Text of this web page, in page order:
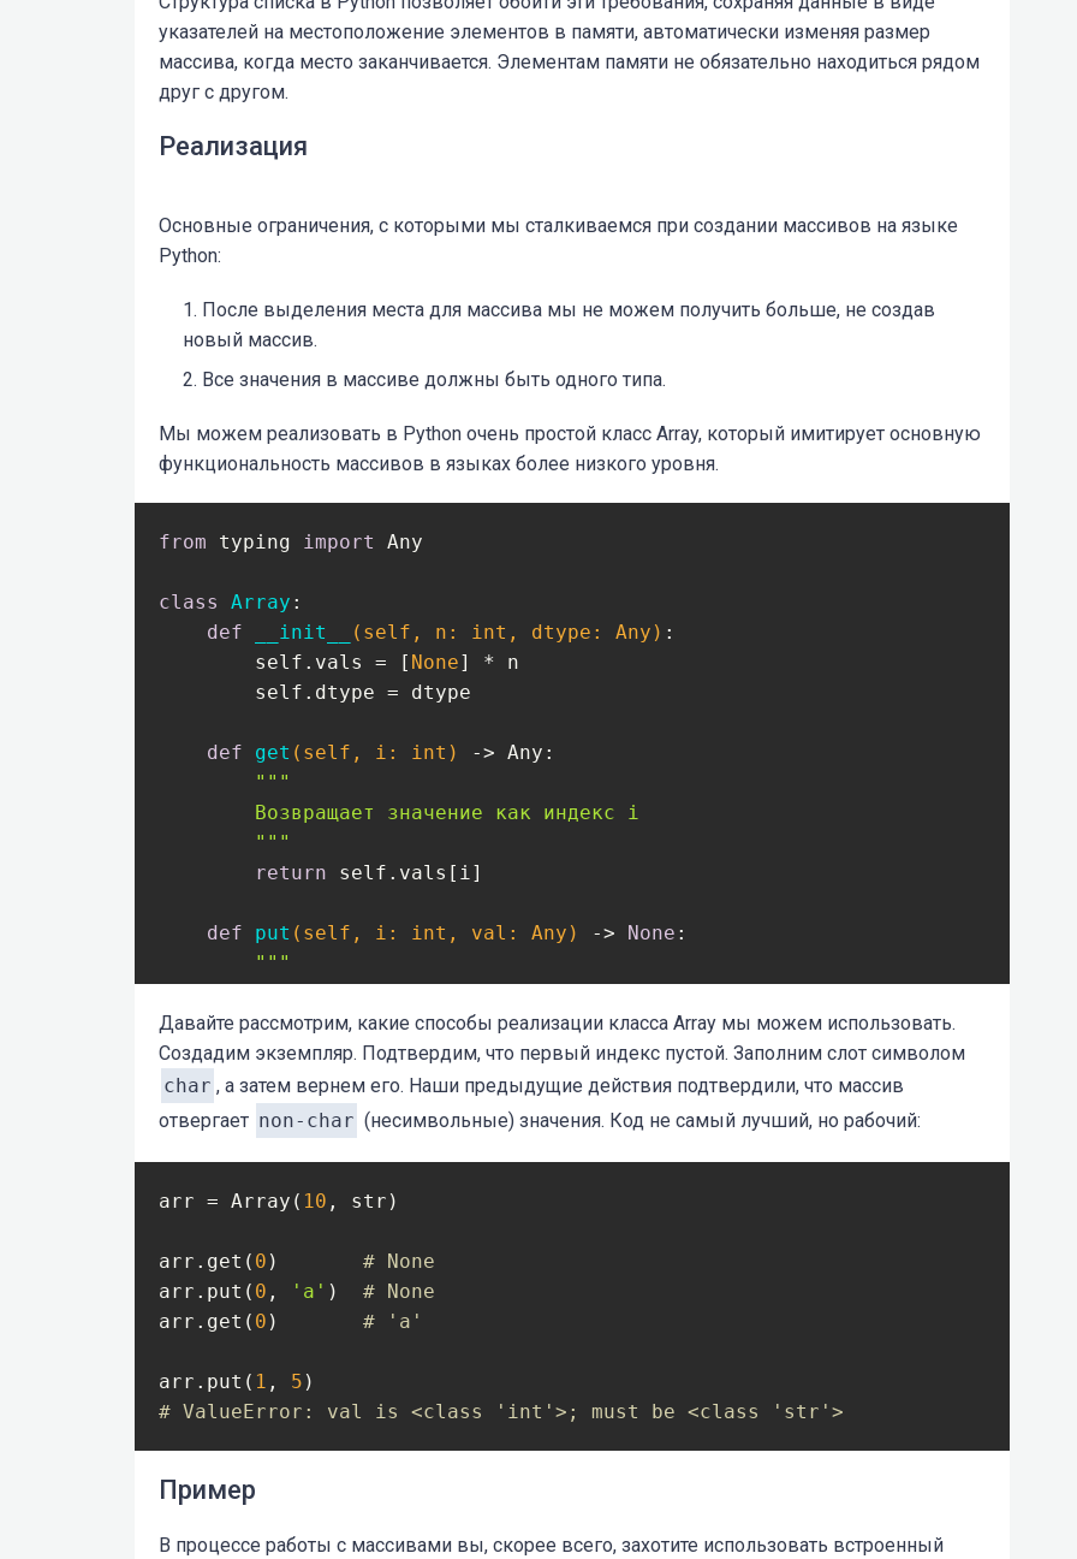
указателей на местоположение элементов в памяти, автоматически изменяя размер
массива, когда место заканчивается. Элементам памяти не обязательно находиться рядом
друг с другом.
Реализация
Основные ограничения, с которыми мы сталкиваемся при создании массивов на языке
Python:
После выделения места для массива мы не можем получить больше, не создав
новый массив.
Все значения в массиве должны быть одного типа.
Мы можем реализовать в Python очень простой класс Array, который имитирует основную
функциональность массивов в языках более низкого уровня.
from typing import Any
class Array :
def
__init__ (self, n: int, dtype: Any) :
        self.vals = [
None] * n
        self.dtype = dtype
def get (self, i: int)
-> Any:
"""
        Возвращает значение как индекс i
        """
return self.vals[i]
def put (self, i: int, val: Any) -> None :
"""
        """
if not isinstance(val, self.dtype):
raise ValueError(f"val явл {type(val)}; должно быть
        self.vals[i] = val
Давайте рассмотрим, какие способы реализации класса Array мы можем использовать.
Создадим экземпляр. Подтвердим, что первый индекс пустой. Заполним слот символом
char , а затем вернем его. Наши предыдущие действия подтвердили, что массив
отвергает non-char (несимвольные) значения. Код не самый лучший, но рабочий:
arr = Array( 10 , str)
arr.get( 0 ) # None
arr.put( 0 , 'a' ) # None
arr.get( 0 ) # 'a'
arr.put( 1 , 5
# ValueError: val is <class 'int'>; must be <class 'str'>
Пример
В процессе работы с массивами вы, скорее всего, захотите использовать встроенный